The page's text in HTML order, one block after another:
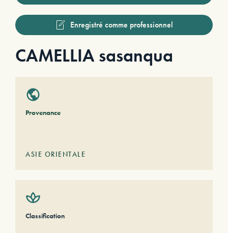
Enregistré comme professionnel
CAMELLIA sasanqua
Provenance
ASIE ORIENTALE
Classification